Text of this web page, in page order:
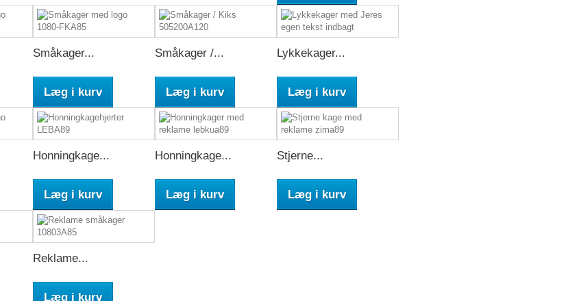
Småkager...
Læg i kurv
Småkager /...
Læg i kurv
Lykkekager...
Læg i kurv
Honningkage...
Læg i kurv
Honningkage...
Læg i kurv
Stjerne...
Læg i kurv
Reklame...
Læg i kurv